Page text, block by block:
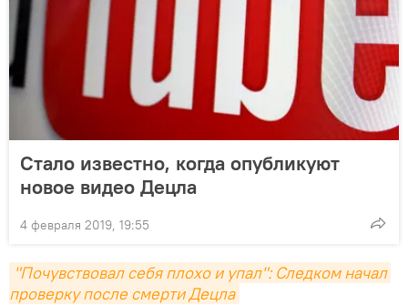
Стало известно, когда опубликуют
новое видео Децла
4 февраля 2019, 19:55
"Почувствовал себя плохо и упал": Следком начал
проверку после смерти Децла